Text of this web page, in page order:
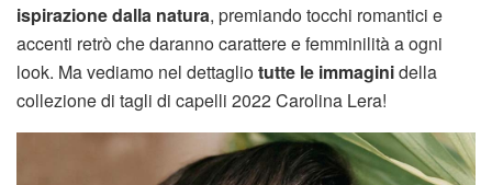
ispirazione dalla natura, premiando tocchi romantici e
accenti retrò che daranno carattere e femminilità a ogni
look. Ma vediamo nel dettagliotutte le immaginidella
collezione di tagli di capelli 2022 Carolina Lera!